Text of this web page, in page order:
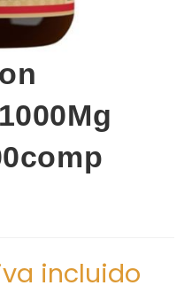
incluido